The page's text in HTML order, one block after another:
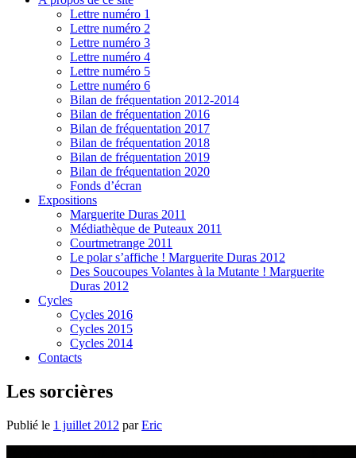
Lettre numéro 1
Lettre numéro 2
Lettre numéro 3
Lettre numéro 4
Lettre numéro 5
Lettre numéro 6
Bilan de fréquentation 2012-2014
Bilan de fréquentation 2016
Bilan de fréquentation 2017
Bilan de fréquentation 2018
Bilan de fréquentation 2019
Bilan de fréquentation 2020
Fonds d’écran
Expositions
Marguerite Duras 2011
Médiathèque de Puteaux 2011
Courtmetrange 2011
Le polar s’affiche ! Marguerite Duras 2012
Des Soucoupes Volantes à la Mutante ! Marguerite
Duras 2012
Cycles
Cycles 2016
Cycles 2015
Cycles 2014
Contacts
Les sorcières
Publié le 1 juillet 2012 parEric